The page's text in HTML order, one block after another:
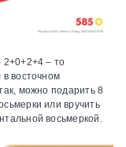
– то
в восточном
можно подарить 8
или вручить
восьмеркой.